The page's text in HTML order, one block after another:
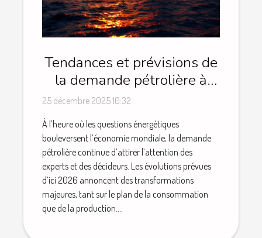
Tendances et prévisions de
la demande pétrolière à
l'horizon 2026
25 décembre 2025 10:32
À l’heure où les questions énergétiques
bouleversent l’économie mondiale, la demande
pétrolière continue d’attirer l’attention des
experts et des décideurs. Les évolutions prévues
d’ici 2026 annoncent des transformations
majeures, tant sur le plan de la consommation
que de la production....